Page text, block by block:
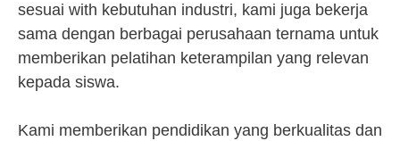
sesuai with kebutuhan industri, kami juga bekerja
sama dengan berbagai perusahaan ternama untuk
memberikan pelatihan keterampilan yang relevan
kepada siswa.
Kami memberikan pendidikan yang berkualitas dan